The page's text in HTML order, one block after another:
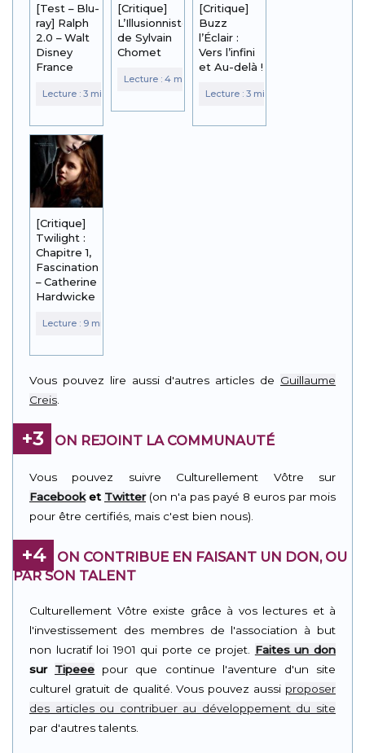
[Test – Blu-
ray] Ralph
2.0 – Walt
Disney
France
[Critique]
L’Illusionniste
de Sylvain
Chomet
[Critique]
Buzz
l’Éclair :
Vers l’infini
et Au-delà !
[Critique]
Twilight :
Chapitre 1,
Fascination
– Catherine
Hardwicke
Vous pouvez lire aussi d'autres articles de Guillaume
Creis.
+3 ON REJOINT LA COMMUNAUTÉ
Vous pouvez suivre Culturellement Vôtre sur
Facebooket Twitter(on n'a pas payé 8 euros par mois
pour être certifiés, mais c'est bien nous).
+4
ON CONTRIBUE EN FAISANT UN DON, OU
PAR SON TALENT
Culturellement Vôtre existe grâce à vos lectures et à
l'investissement des membres de l'association à but
non lucratif loi 1901 qui porte ce projet. Faites un don
sur Tipeee pour que continue l'aventure d'un site
culturel gratuit de qualité. Vous pouvez aussi proposer
des articles ou contribuer au développement du site
par d'autres talents.